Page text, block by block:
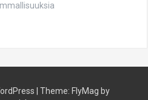
Theme: FlyMag by